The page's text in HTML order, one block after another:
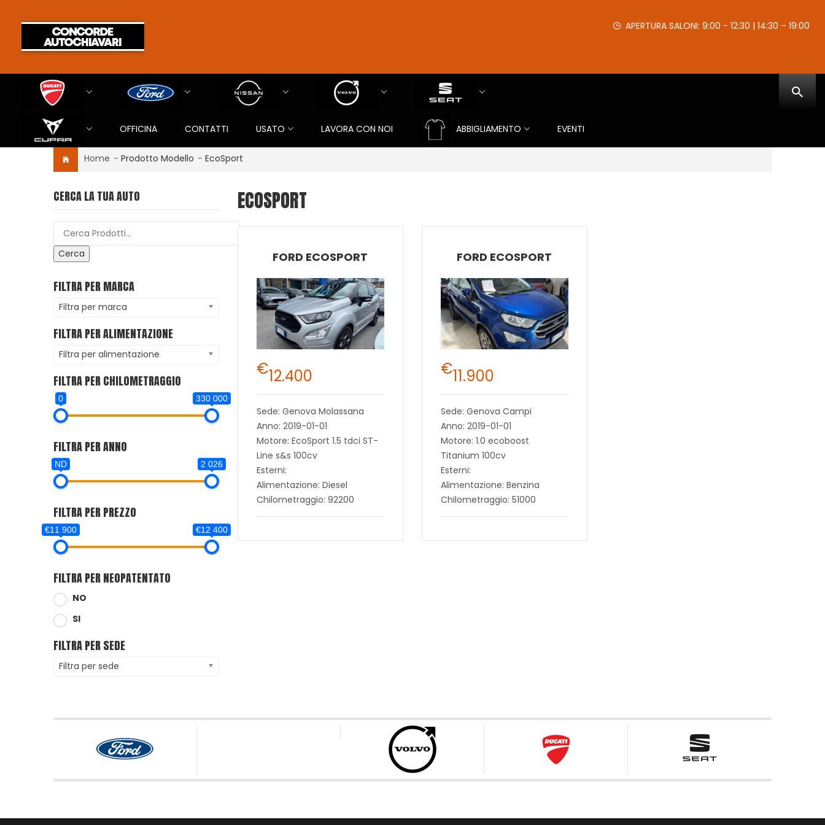
APERTURA SALONI: 9:00 - 12:30 | 14:30 – 19:00
OFFICINA CONTATTI USATO LAVORA CON NOI ABBIGLIAMENTO EVENTI
Home - Prodotto Modello - EcoSport
CERCA LA TUA AUTO
Cerca
FILTRA PER MARCA
Filtra per marca
FILTRA PER ALIMENTAZIONE
Filtra per alimentazione
FILTRA PER CHILOMETRAGGIO
0 330 000
FILTRA PER ANNO
ND 2 026
FILTRA PER PREZZO
€11 900 €12 400
FILTRA PER NEOPATENTATO
NO
SI
FILTRA PER SEDE
Filtra per sede
ECOSPORT
FORD ECOSPORT
€12.400
Sede: Genova Molassana
Anno: 2019-01-01
Motore: EcoSport 1.5 tdci ST-
Line s&s 100cv
Esterni:
Alimentazione: Diesel
Chilometraggio: 92200
FORD ECOSPORT
€11.900
Sede: Genova Campi
Anno: 2019-01-01
Motore: 1.0 ecoboost
Titanium 100cv
Esterni:
Alimentazione: Benzina
Chilometraggio: 51000